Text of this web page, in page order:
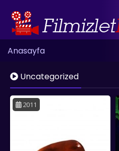
Anasayfa
Uncategorized
2011